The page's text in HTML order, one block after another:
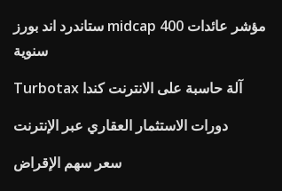
ستاندرد اند بورز midcap 400 مؤشر عائدات
سنوية
Turbotax آلة حاسبة على الانترنت كندا
دورات الاستثمار العقاري عبر الإنترنت
سعر سهم الإقراض